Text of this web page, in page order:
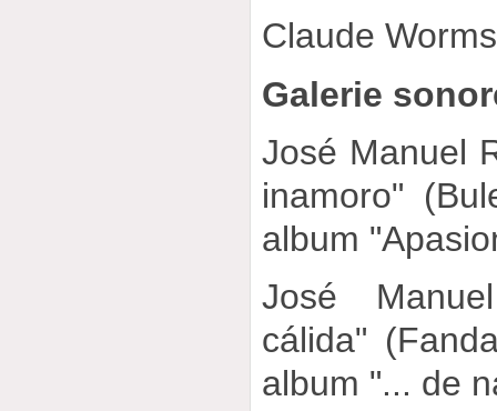
Claude Worms
Galerie
José Manuel
inamoro"
album
José
cálida"
album "... de